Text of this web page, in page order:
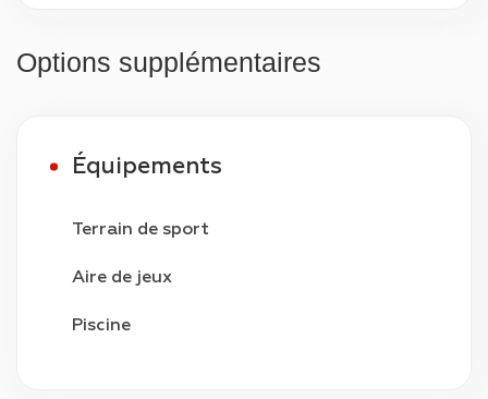
Options supplémentaires
Équipements
Terrain de sport
Aire de jeux
Piscine